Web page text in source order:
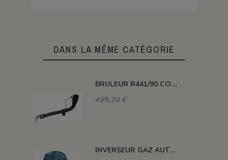
DANS LA MÊME CATÉGORIE
BRULEUR R441/90 COUDE PUISSANCE 116 KW
499,20 €
INVERSEUR GAZ AUTOMATIQUE 12kg/h 1.5 BAR M-M 20X150